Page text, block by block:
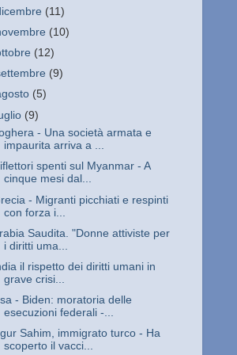
(11)
(10)
(12)
(9)
(5)
(9)
- Una società armata e
impaurita arriva a ...
spenti sul Myanmar - A
cinque mesi dal...
- Migranti picchiati e respinti
con forza i...
Saudita. "Donne attiviste per
i diritti uma...
il rispetto dei diritti umani in
grave crisi...
- Biden: moratoria delle
esecuzioni federali -...
Sahim, immigrato turco - Ha
scoperto il vacci...